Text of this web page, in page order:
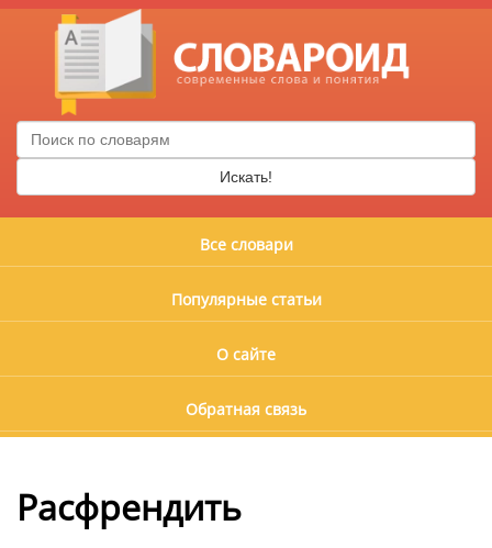
Искать!
Все словари
Популярные статьи
О сайте
Обратная связь
Расфрендить